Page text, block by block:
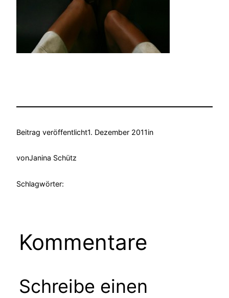
Beitrag veröffentlicht1. Dezember 2011in
vonJanina Schütz
Schlagwörter:
Kommentare
Schreibe einen